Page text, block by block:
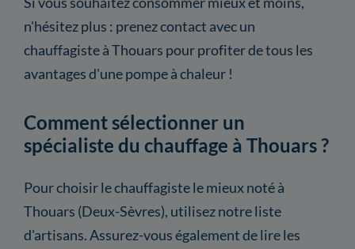
n'hésitez plus : prenez contact avec un
chauffagiste à Thouars pour profiter de tous les
avantages d'une pompe à chaleur !
Comment sélectionner un
spécialiste du chauffage à Thouars ?
Pour choisir le chauffagiste le mieux noté à
Thouars (Deux-Sèvres), utilisez notre liste
d'artisans. Assurez-vous également de lire les